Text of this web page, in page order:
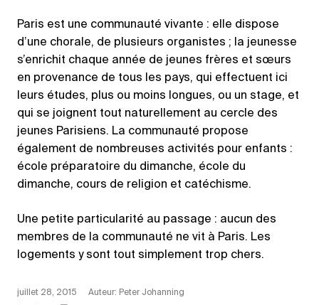
Paris est une communauté vivante : elle dispose
d’une chorale, de plusieurs organistes ; la jeunesse
s’enrichit chaque année de jeunes frères et sœurs
en provenance de tous les pays, qui effectuent ici
leurs études, plus ou moins longues, ou un stage, et
qui se joignent tout naturellement au cercle des
jeunes Parisiens. La communauté propose
également de nombreuses activités pour enfants :
école préparatoire du dimanche, école du
dimanche, cours de religion et catéchisme.
Une petite particularité au passage : aucun des
membres de la communauté ne vit à Paris. Les
logements y sont tout simplement trop chers.
juillet 28, 2015
Auteur: Peter Johanning